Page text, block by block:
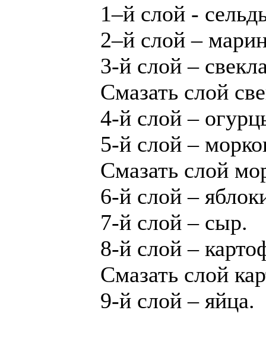
1–й слой -
2–й слой –
3-й слой –
Смазать слой
4-й слой –
5-й слой –
Смазать слой
6-й слой –
7-й слой – сыр.
8-й слой –
Смазать слой
9-й слой – яйца.